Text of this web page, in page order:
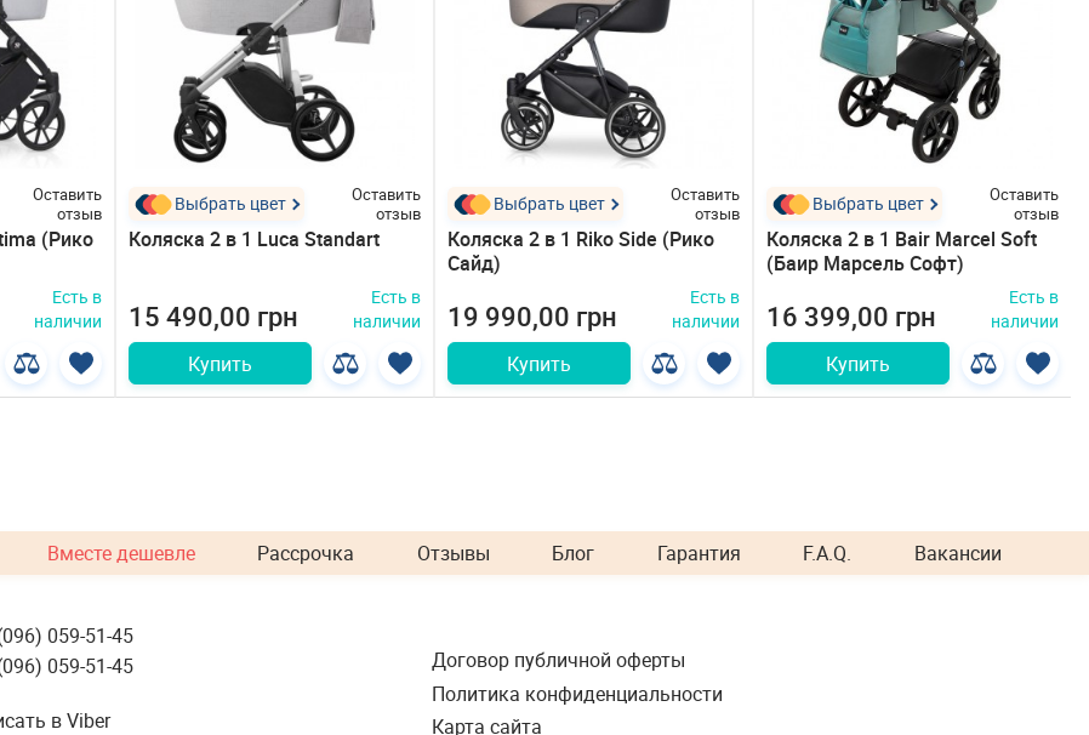
Оставить
отзыв
(Рико
Есть в
наличии
Выбрать цвет
Оставить
отзыв
Коляска 2 в 1 Luca Standart
15 490,00 грн
Есть в
наличии
Купить
Выбрать цвет
Оставить
отзыв
Коляска 2 в 1 Riko Side (Рико
Сайд)
19 990,00 грн
Есть в
наличии
Купить
Выбрать цвет
Оставить
отзыв
Коляска 2 в 1 Bair Marcel Soft
(Баир Марсель Софт)
16 399,00 грн
Есть в
наличии
Купить
Вместе дешевле Рассрочка Отзывы Блог Гарантия F.A.Q. Вакансии
059-51-45
059-51-45
в Viber
Договор публичной оферты
Политика конфиденциальности
Карта сайта